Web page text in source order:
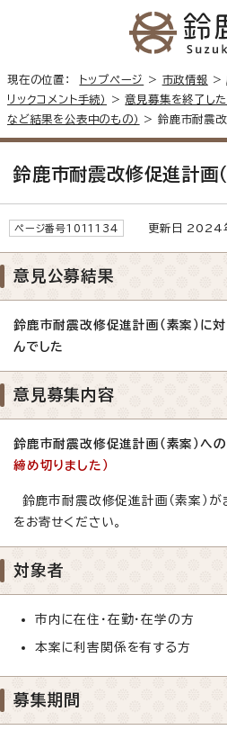
現在の位置： トップページ > 市政情報 >
リックコメント手続）
>意見募集を終了し
など結果を公表中のもの）
> 鈴鹿市耐震改
鈴鹿市耐震改修促進計画（
ページ番号1011134 更新日 2024
意見公募結果
鈴鹿市耐震改修促進計画（素案）に
んでした
意見募集内容
鈴鹿市耐震改修促進計画（素案）へ
締め切りました）
鈴鹿市耐震改修促進計画（素案）が
をお寄せください。
対象者
市内に在住・在勤・在学の方
本案に利害関係を有する方
募集期間